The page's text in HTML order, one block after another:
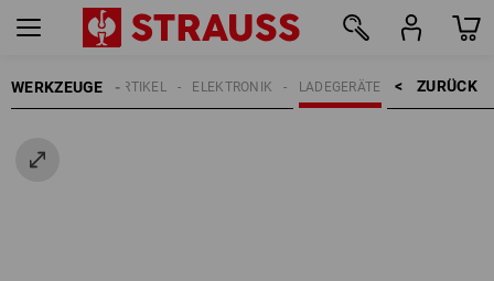
WERKZEUGE ZURÜCK    >
LADEGERÄTE
ELEKTRONIK
ELEKTROARTIKEL